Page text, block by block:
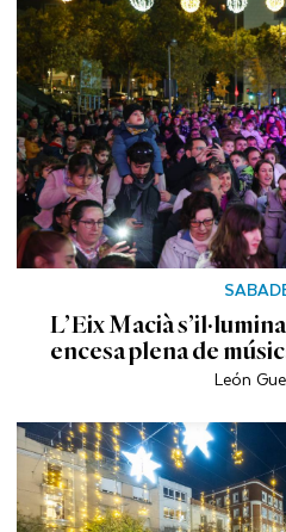
L’Eix Macià
encesa plena de
León